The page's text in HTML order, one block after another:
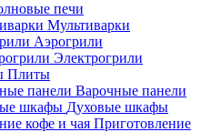
печи
Мультиварки
Аэрогрили
Электрогрили
Плиты
Варочные панели
Духовые шкафы
Приготовление